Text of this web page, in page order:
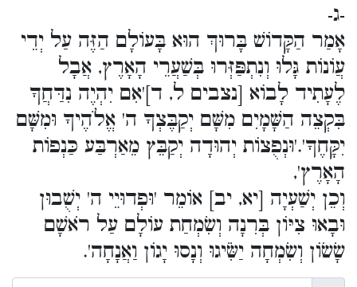
-ג-
אָמַר הַקָּדוֹשׁ בָּרוּךְ הוּא בָּעוֹלָם הַזֶּה עַל יְדֵי
עֲוֹנוֹת גָּלוּ וְנִתְפַּזְּרוּ בְּשַׁעֲרֵי הָאָרֶץ, אֲבָל
לֶעָתִיד לָבוֹא [נצבים ל, ד]'אִם יִהְיֶה נִדַּחֲךָ
בִּקְצֵה הַשָּׁמָיִם מִשָּׁם יְקַבֶּצְךָ ה' אֱלֹהֶיךָ וּמִשָּׁם
יִקָּחֶךָ'.'וּנְפֻצוֹת יְהוּדָה יְקַבֵּץ מֵאַרְבַּע כַּנְפוֹת
הָאָרֶץ',
וְכֵן יְשַׁעְיָה [יא, יב] אוֹמֵר 'וּפְדוּיֵי ה' יְשֻׁבוּן
וּבָאוּ צִיּוֹן בְּרִנָה וְשִׂמְחַת עוֹלָם עַל רֹאשָׁם
שָׂשׂוֹן וְשִׂמְחָה יַשִֹּׂיגוּ וְנָסוּ יָגוֹן וַאֲנָחָה'.